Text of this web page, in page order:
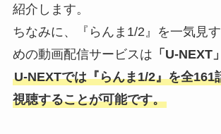
紹介します。
ちなみに、『らんま1/2』を一気見
めの動画配信サービスは 「U-NEXT」
U-NEXTでは『らんま1/2』を全161
視聴することが可能です。